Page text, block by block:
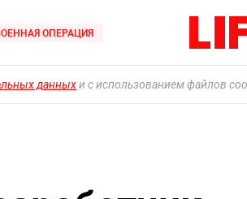
ОПЕРАЦИЯ
данныхи с использованием файлов